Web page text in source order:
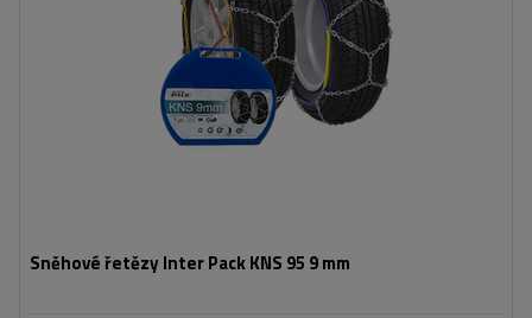
Sněhové řetězy Inter Pack KNS 95 9 mm